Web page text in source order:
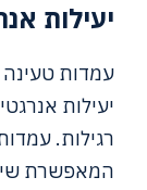
יעילות
עמדות
יעילות
רגילות.
המאפשרת